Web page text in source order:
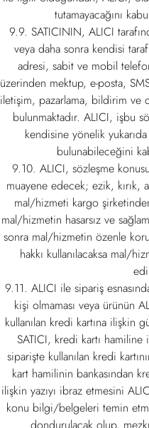
tutamayacağını
9.9. SATICININ, ALICI
veya daha sonra kendisi
adresi, sabit ve mobil
üzerinden mektup, e-posta,
iletişim, pazarlama, bildirim ve
bulunmaktadır. ALICI, işbu
kendisine yönelik
bulunabileceğini
9.10. ALICI, sözleşme
muayene edecek; ezik, kırık,
mal/hizmeti kargo
mal/hizmetin hasarsız ve
sonra mal/hizmetin özenle
hakkı kullanılacaksa mal/
9.11. ALICI ile sipariş
kişi olmaması veya ürünün
kullanılan kredi kartına ilişkin
SATICI, kredi kartı
siparişte kullanılan kredi
kart hamilinin bankasından
ilişkin yazıyı ibraz etmesini
konu bilgi/belgeleri temin